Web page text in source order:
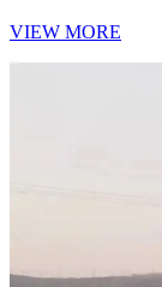
VIEW MORE